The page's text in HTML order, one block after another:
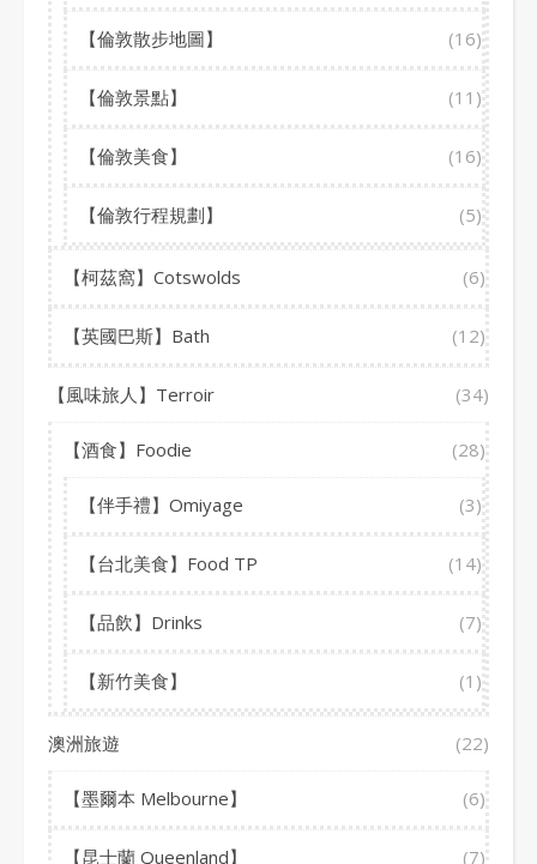
【倫敦散步地圖】 (16)
【倫敦景點】 (11)
【倫敦美食】 (16)
【倫敦行程規劃】 (5)
【柯茲窩】Cotswolds (6)
【英國巴斯】Bath (12)
【風味旅人】Terroir (34)
【酒食】Foodie (28)
【伴手禮】Omiyage (3)
【台北美食】Food TP (14)
【品飲】Drinks (7)
【新竹美食】 (1)
澳洲旅遊 (22)
【墨爾本 Melbourne】 (6)
【昆士蘭 Queenland】 (7)